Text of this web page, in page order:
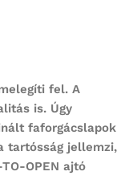
fel. A
is. Úgy
faforgácslapok
tartósság jellemzi,
OPEN ajtó